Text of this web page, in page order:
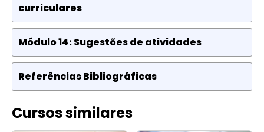
curriculares
Módulo 14: Sugestões de atividades
Referências Bibliográficas
Cursos similares